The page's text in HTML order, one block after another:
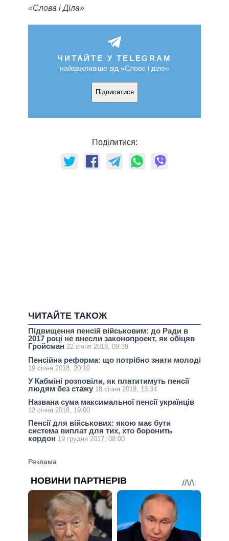
«Слова і Діла»
ЧИТАЙТЕ У TELEGRAM
найважливіше від «Слово і діло»
Підписатися
Поділитися:
ЧИТАЙТЕ ТАКОЖ
Підвищення пенсій військовим: до Ради в
2017 році не внесли законопроект, як обіцяв
Гройсман 22 січня 2018, 09:39
Пенсійна реформа: що потрібно знати молоді
19 січня 2018, 20:10
У Кабміні розповіли, як платитимуть пенсії
людям без стажу 18 січня 2018, 13:34
Названа сума максимальної пенсії українців
12 січня 2018, 19:00
Пенсії для військових: якою має бути
система виплат для тих, хто боронить
кордон 19 грудня 2017, 08:00